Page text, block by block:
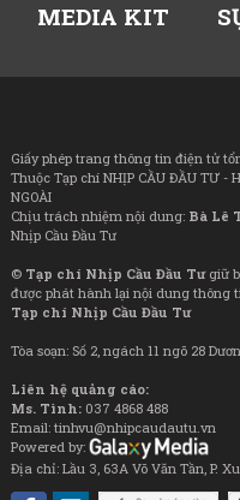
MEDIA KIT
Giấy phép trang thông tin điện tử
Thuộc Tạp chí NHỊP CẦU ĐẦU TƯ -
NGOÀI
Chịu trách nhiệm nội dung: Bà Lê
Nhịp Cầu Đầu Tư
© Tạp chí Nhịp Cầu Đầu Tưgiữ
được phát hành lại nội dung thông
Tạp chí Nhịp Cầu Đầu Tư
Tòa soạn: Số 2, ngách 11 ngõ 28
Liên hệ quảng cáo:
Ms. Tình: 037 4868 488
Email: tinhvu@nhipcaudautu.vn
Powered by:
Địa chỉ: Lầu 3, 63A Võ Văn Tần, P.